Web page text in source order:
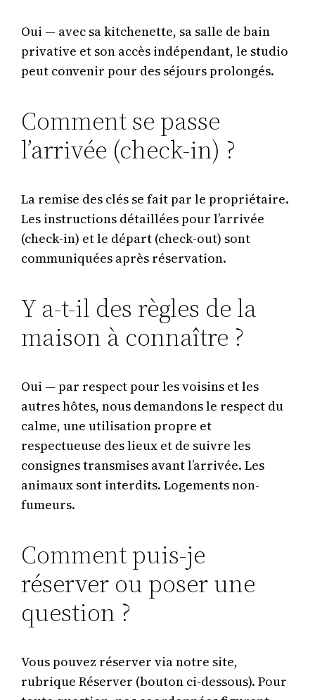
Oui — avec sa kitchenette, sa salle de bain
privative et son accès indépendant, le studio
peut convenir pour des séjours prolongés.
Comment se passe
l’arrivée (check-in) ?
La remise des clés se fait par le propriétaire.
Les instructions détaillées pour l’arrivée
(check-in) et le départ (check-out) sont
communiquées après réservation.
Y a-t-il des règles de la
maison à connaître ?
Oui — par respect pour les voisins et les
autres hôtes, nous demandons le respect du
calme, une utilisation propre et
respectueuse des lieux et de suivre les
consignes transmises avant l’arrivée. Les
animaux sont interdits. Logements non-
fumeurs.
Comment puis-je
réserver ou poser une
question ?
Vous pouvez réserver via notre site,
rubrique Réserver (bouton ci-dessous). Pour